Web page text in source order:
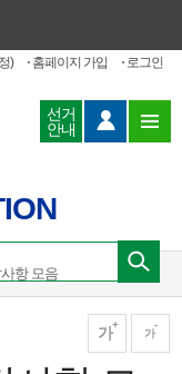
로그인
홈페이지 가입
)
선거
안내
항 모음
가 가